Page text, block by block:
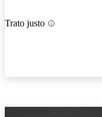
Trato justo